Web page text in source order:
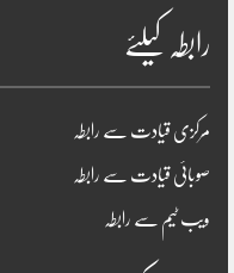
رابطہ کیلئے
مرکزی قیادت سے رابطہ
صوبائی قیادت سے رابطہ
ویب ٹیم سے رابطہ